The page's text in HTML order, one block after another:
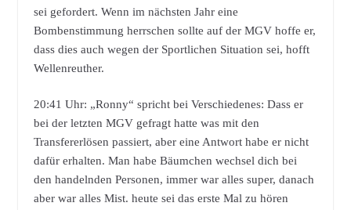
sei gefordert. Wenn im nächsten Jahr eine
Bombenstimmung herrschen sollte auf der MGV hoffe er,
dass dies auch wegen der Sportlichen Situation sei, hofft
Wellenreuther.
20:41 Uhr: „Ronny“ spricht bei Verschiedenes: Dass er
bei der letzten MGV gefragt hatte was mit den
Transfererlösen passiert, aber eine Antwort habe er nicht
dafür erhalten. Man habe Bäumchen wechsel dich bei
den handelnden Personen, immer war alles super, danach
aber war alles Mist. heute sei das erste Mal zu hören